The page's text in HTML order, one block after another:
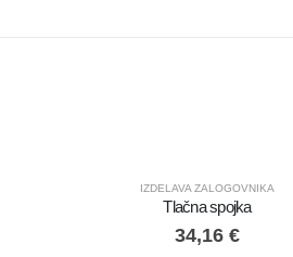
IZDELAVA ZALOGOVNIKA
Tlačna spojka
34,16 €